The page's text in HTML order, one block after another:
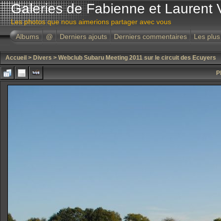
Galeries de Fabienne et Laurent
Les photos que nous aimerions partager avec vous
Albums
@ Derniers ajouts Derniers commentaires Les
Accueil > Divers > Webclub Subaru Meeting 2011 sur le circuit des Ecuyers